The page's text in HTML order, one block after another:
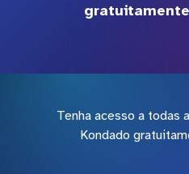
Tenha acesso a todas
Kondado